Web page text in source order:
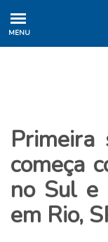
MENU
Primeira
começa
no Sul e
em Rio,